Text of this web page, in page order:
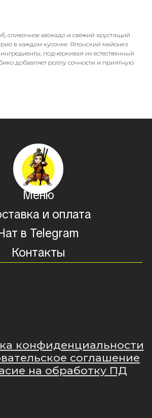
сливочное авокадо и свежий хрустящий
в каждом кусочке. Японский майонез
подчеркивая их естественный
добавляет роллу сочности и приятную
соглашение
на обработку ПД
и оплата
Контакты